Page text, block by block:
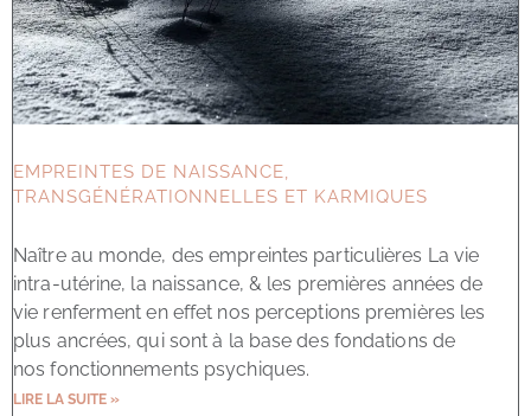
EMPREINTES DE NAISSANCE,
TRANSGÉNÉRATIONNELLES ET KARMIQUES
Naître au monde, des empreintes particulières La vie
intra-utérine, la naissance, & les premières années de
vie renferment en effet nos perceptions premières les
plus ancrées, qui sont à la base des fondations de
nos fonctionnements psychiques.
LIRE LA SUITE »